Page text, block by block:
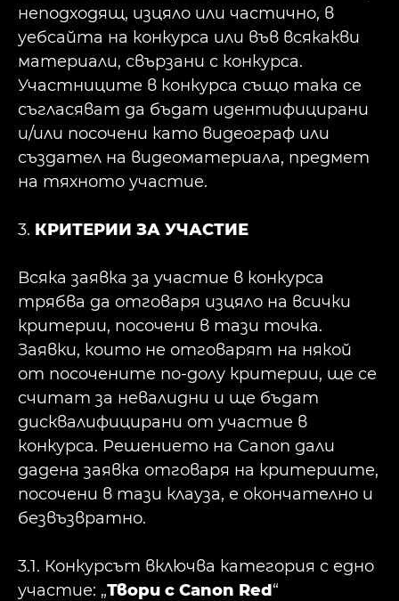
неподходящ, изцяло или частично, в
уебсайта на конкурса или във всякакви
материали, свързани с конкурса.
Участниците в конкурса също така се
съгласяват да бъдат идентифицирани
и/или посочени като видеограф или
създател на видеоматериала, предмет
на тяхното участие.
3. КРИТЕРИИ ЗА УЧАСТИЕ
Всяка заявка за участие в конкурса
трябва да отговаря изцяло на всички
критерии, посочени в тази точка.
Заявки, които не отговарят на някой
от посочените по-долу критерии, ще се
считат за невалидни и ще бъдат
дисквалифицирани от участие в
конкурса. Решението на Canon дали
дадена заявка отговаря на критериите,
посочени в тази клауза, е окончателно и
безвъзвратно.
3.1. Конкурсът включва категория с едно
участие: „Твори с Canon Red“